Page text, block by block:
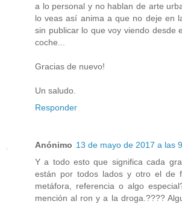
a lo personal y no hablan de arte
lo veas así anima a que no deje en
sin publicar lo que voy viendo desde
coche...
Gracias de nuevo!
Un saludo.
Responder
Anónimo 13 de mayo de 2017 a las
Y a todo esto que significa cada
están por todos lados y otro el de
metáfora, referencia o algo
mención al ron y a la droga.????